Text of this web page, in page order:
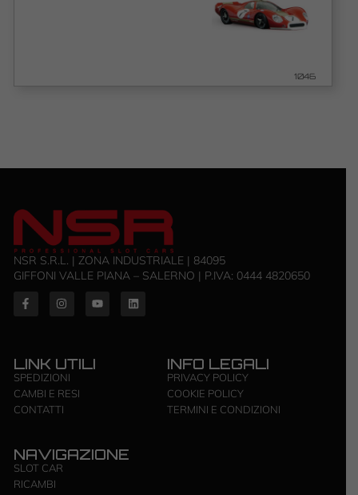
1046
NSR S.R.L. | ZONA INDUSTRIALE | 84095
GIFFONI VALLE PIANA – SALERNO | P.IVA: ‭0444 4820650‬
LINK UTILI
SPEDIZIONI
CAMBI E RESI
CONTATTI
INFO LEGALI
PRIVACY POLICY
COOKIE POLICY
TERMINI E CONDIZIONI
NAVIGAZIONE
SLOT CAR
RICAMBI